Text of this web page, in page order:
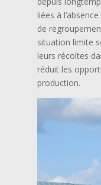
liées à
de
situation limite
leurs récoltes
réduit les
production.